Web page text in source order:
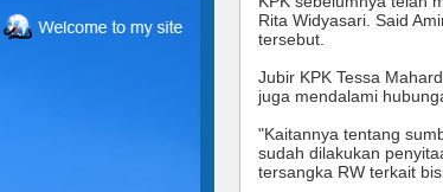
Rita Widyasari. Said
tersebut.
Jubir KPK Tessa
juga mendalami
"Kaitannya tentang
sudah dilakukan
tersangka RW terkait